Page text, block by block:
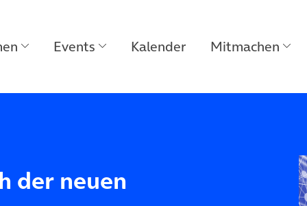
Events Kalender Mitmachen
der neuen